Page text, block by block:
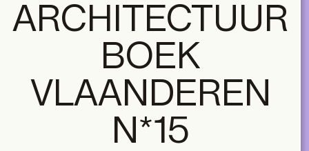
ARCHITECTUUR
BOEK
VLAANDEREN
N*15